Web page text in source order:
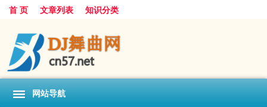
首 页 文章列表 知识分类
网站导航